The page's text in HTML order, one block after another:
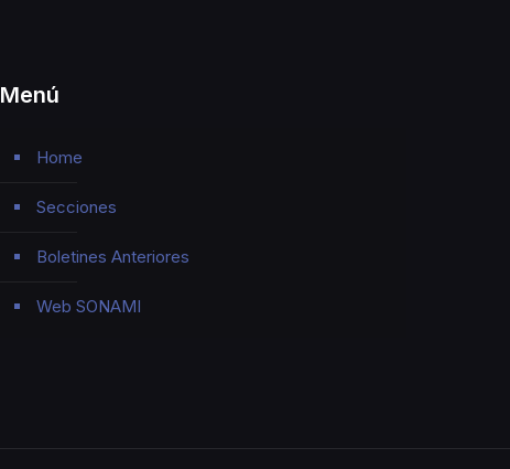
Menú
Home
Secciones
Boletines Anteriores
Web SONAMI